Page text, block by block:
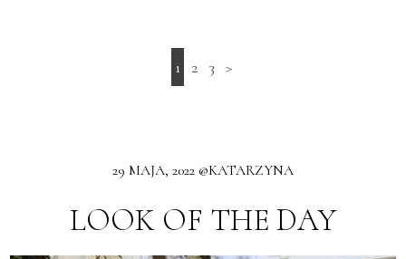
1 2 3 >
29 MAJA, 2022 @KATARZYNA
LOOK OF THE DAY